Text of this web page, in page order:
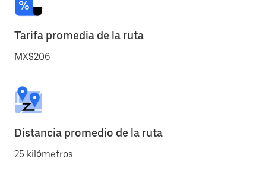
Tarifa promedia de la ruta
MX$206
Distancia promedio de la ruta
25 kilómetros